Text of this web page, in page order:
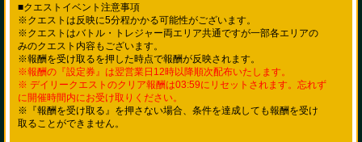
■クエストイベント注意事項
※クエストは反映に5分程かかる可能性がございます。
※クエストはバトル・トレジャー両エリア共通ですが一部各エリアの
みのクエスト内容もございます。
※報酬を受け取るを押した時点で報酬が反映されます。
※報酬の『設定券』は翌営業日12時以降順次配布いたします。
※ デイリークエストのクリア報酬は03:59にリセットされます。忘れず
に開催時間内にお受け取りください。
※『報酬を受け取る』を押さない場合、条件を達成しても報酬を受け
取ることができません。